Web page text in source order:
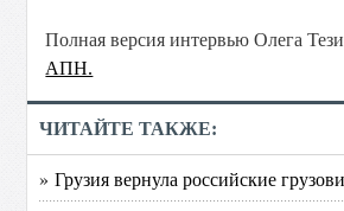
Полная версия интервью Олега
АПН.
ЧИТАЙТЕ ТАКЖЕ:
» Грузия вернула российские